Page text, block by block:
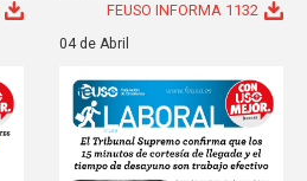
FEUSO INFORMA 1132
04 de Abril